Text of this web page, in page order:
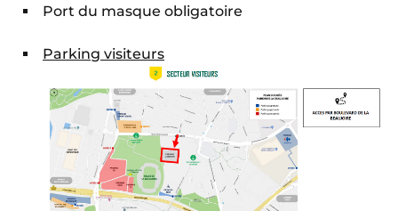
Port du masque obligatoire
Parking visiteurs